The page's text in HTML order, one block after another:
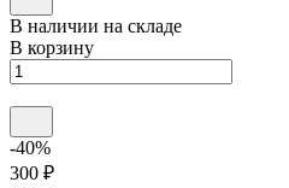
В наличии на складе
В корзину
-40%
300 ₽